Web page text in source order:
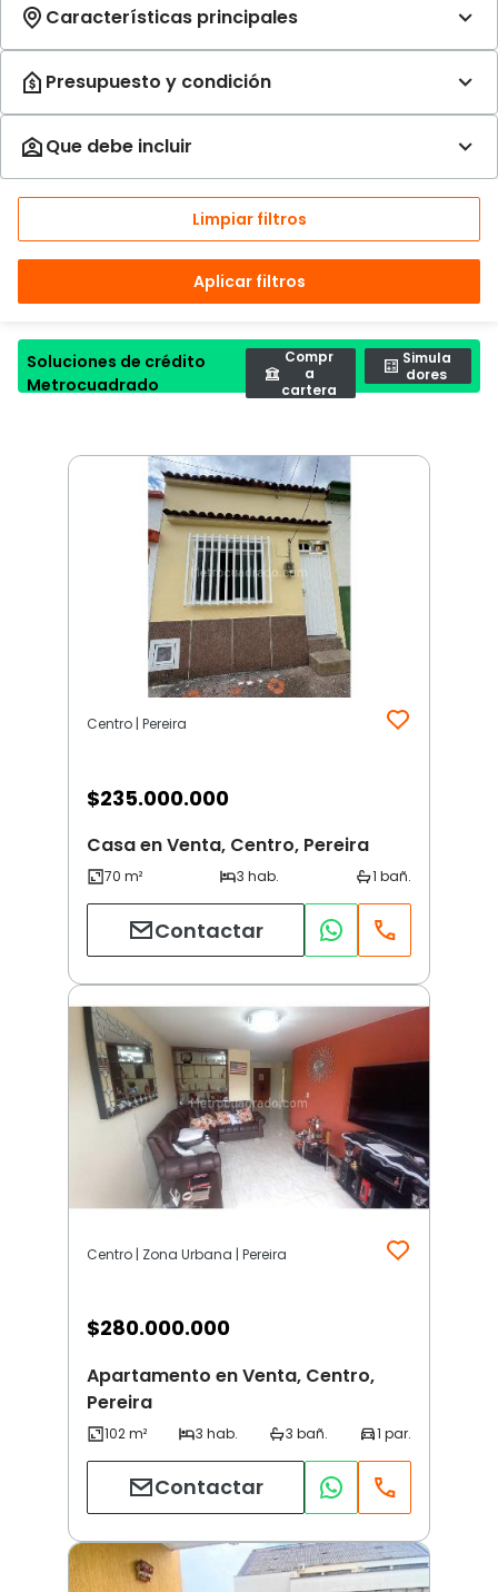
Limpiar filtros
Aplicar filtros
Soluciones de crédito
Metrocuadrado
Compr
a
cartera
Simula
dores
Centro | Pereira
$235.000.000
Casa en Venta, Centro, Pereira
Contactar
Centro | Zona Urbana | Pereira
$280.000.000
Apartamento en Venta, Centro,
Pereira
Contactar